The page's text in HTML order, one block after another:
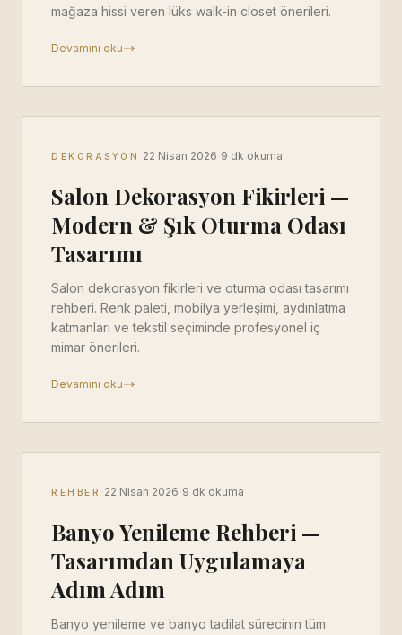
mağaza hissi veren lüks walk-in closet önerileri.
Devamını oku
DEKORASYON 22 Nisan 2026 9 dk okuma
Salon Dekorasyon Fikirleri —
Modern & Şık Oturma Odası
Tasarımı
Salon dekorasyon fikirleri ve oturma odası tasarımı
rehberi. Renk paleti, mobilya yerleşimi, aydınlatma
katmanları ve tekstil seçiminde profesyonel iç
mimar önerileri.
Devamını oku
REHBER 22 Nisan 2026 9 dk okuma
Banyo Yenileme Rehberi —
Tasarımdan Uygulamaya
Adım Adım
Banyo yenileme ve banyo tadilat sürecinin tüm